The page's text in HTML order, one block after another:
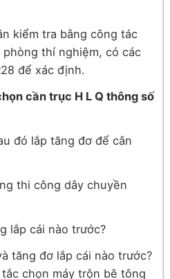
kiểm tra bằng công tác
thí nghiệm, có các
để xác định.
cần trục H L Q thông số
đó lắp tăng đơ để cân
thi công dây chuyền
lắp cái nào trước?
tăng đơ lắp cái nào trước?
chọn máy trộn bê tông